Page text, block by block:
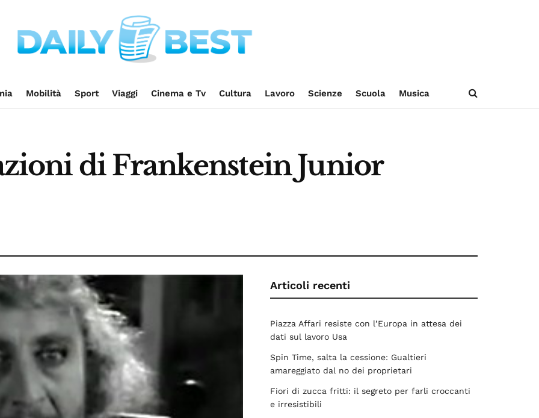
Mobilità Sport Viaggi Cinema e Tv Cultura Lavoro Scienze Scuola Musica
di Frankenstein Junior
Articoli recenti
Piazza Affari resiste con l’Europa in attesa dei
dati sul lavoro Usa
Spin Time, salta la cessione: Gualtieri
amareggiato dal no dei proprietari
Fiori di zucca fritti: il segreto per farli croccanti
e irresistibili